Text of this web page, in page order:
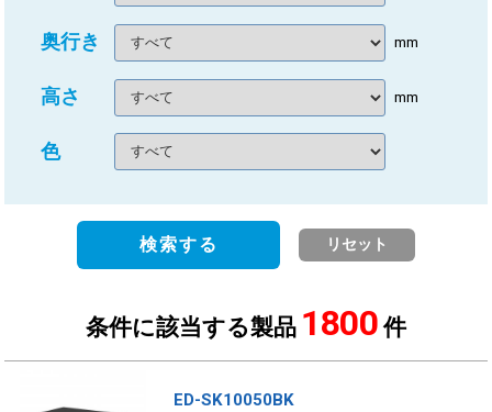
奥行き mm
高さ mm
色
検索する リセット
条件に該当する製品 1800 件
ED-SK10050BK